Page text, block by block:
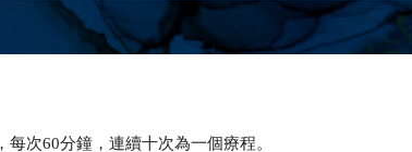
次60分鐘，連續十次為一個療程。